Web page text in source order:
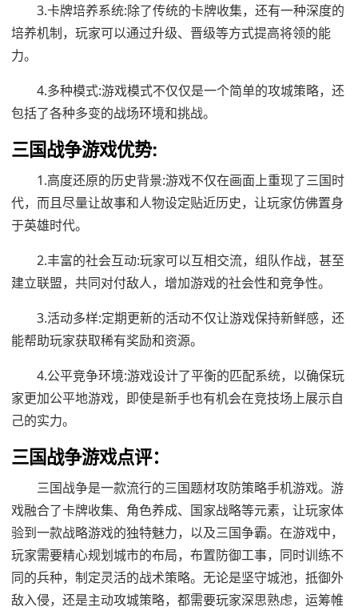
3.卡牌培养系统:除了传统的卡牌收集，还有一种深度的
培养机制，玩家可以通过升级、晋级等方式提高将领的能
力。
4.多种模式:游戏模式不仅仅是一个简单的攻城策略，还
包括了各种多变的战场环境和挑战。
三国战争游戏优势:
1.高度还原的历史背景:游戏不仅在画面上重现了三国时
代，而且尽量让故事和人物设定贴近历史，让玩家仿佛置身
于英雄时代。
2.丰富的社会互动:玩家可以互相交流，组队作战，甚至
建立联盟，共同对付敌人，增加游戏的社会性和竞争性。
3.活动多样:定期更新的活动不仅让游戏保持新鲜感，还
能帮助玩家获取稀有奖励和资源。
4.公平竞争环境:游戏设计了平衡的匹配系统，以确保玩
家更加公平地游戏，即使是新手也有机会在竞技场上展示自
己的实力。
三国战争游戏点评：
三国战争是一款流行的三国题材攻防策略手机游戏。游
戏融合了卡牌收集、角色养成、国家战略等元素，让玩家体
验到一款战略游戏的独特魅力，以及三国争霸。在游戏中，
玩家需要精心规划城市的布局，布置防御工事，同时训练不
同的兵种，制定灵活的战术策略。无论是坚守城池，抵御外
敌入侵，还是主动攻城策略，都需要玩家深思熟虑，运筹帷